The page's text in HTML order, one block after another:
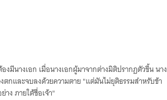
งมีนางเอก เมื่อนางเอกผู้มาจากต่างมิติปรากฏตัวขึ้น นาง
ตกและจบลงด้วยความตาย "แต่มันไม่ยุติธรรมสำหรับข้า
าง ภายใต้ชื่อเจ้า"